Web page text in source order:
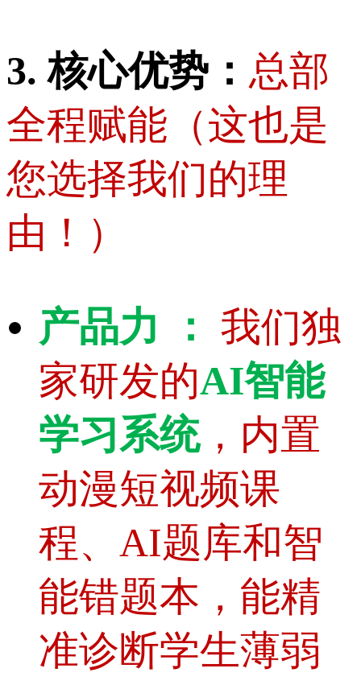
3. 核心优势： 总部
全程赋能（这也是
您选择我们的理
由！）
产品力 ： 我们独
家研发的AI智能
学习系统，内置
动漫短视频课
程、AI题库和智
能错题本，能精
准诊断学生薄弱